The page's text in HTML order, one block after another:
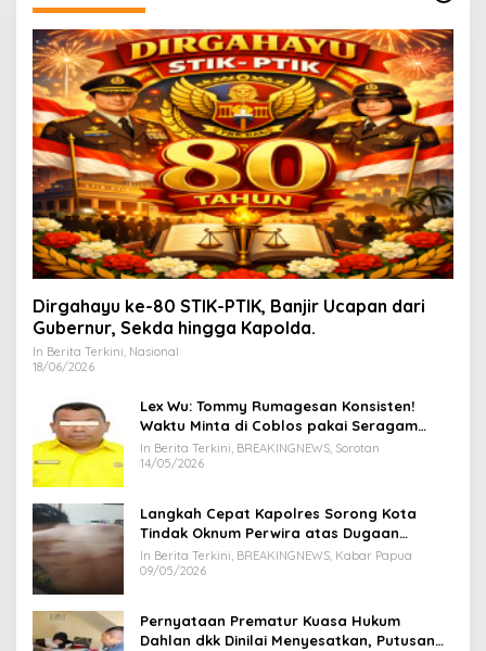
Dirgahayu ke-80 STIK-PTIK, Banjir Ucapan dari
Gubernur, Sekda hingga Kapolda.
In Berita Terkini, Nasional
18/06/2026
Lex Wu: Tommy Rumagesan Konsisten!
Waktu Minta di Coblos pakai Seragam
Kuning, Waktu MenCoblos Juga pakai Kaos
Kuning.
In Berita Terkini, BREAKINGNEWS, Sorotan
14/05/2026
Langkah Cepat Kapolres Sorong Kota
Tindak Oknum Perwira atas Dugaan
Kekerasan Brutal Terhadap Anak
In Berita Terkini, BREAKINGNEWS, Kabar Papua
09/05/2026
Pernyataan Prematur Kuasa Hukum
Dahlan dkk Dinilai Menyesatkan, Putusan